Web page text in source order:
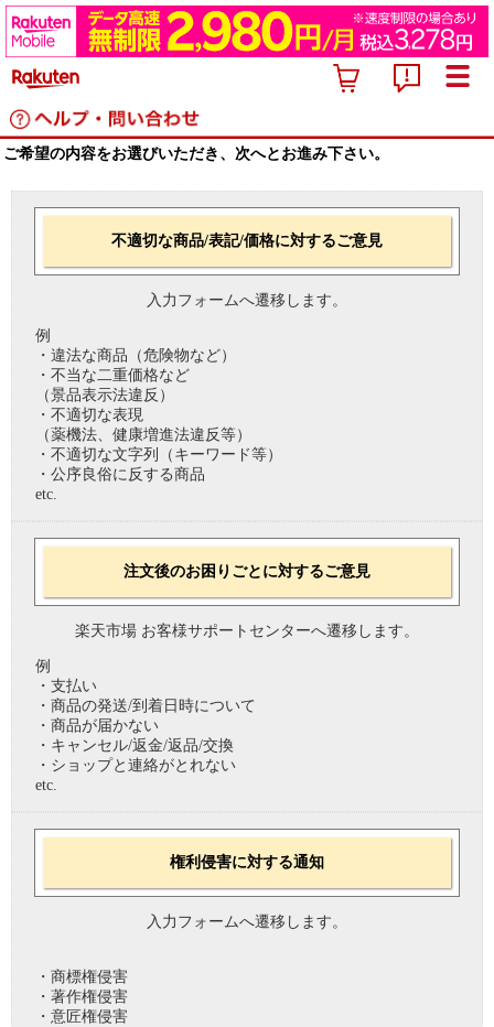
ご希望の内容をお選びいただき、次へとお進み下さい。
不適切な商品/表記/価格に対するご意見
入力フォームへ遷移します。
例
・違法な商品（危険物など）
・不当な二重価格など
（景品表示法違反）
・不適切な表現
（薬機法、健康増進法違反等）
・不適切な文字列（キーワード等）
・公序良俗に反する商品
etc.
注文後のお困りごとに対するご意見
楽天市場 お客様サポートセンターへ遷移します。
例
・支払い
・商品の発送/到着日時について
・商品が届かない
・キャンセル/返金/返品/交換
・ショップと連絡がとれない
etc.
権利侵害に対する通知
入力フォームへ遷移します。
・商標権侵害
・著作権侵害
・意匠権侵害